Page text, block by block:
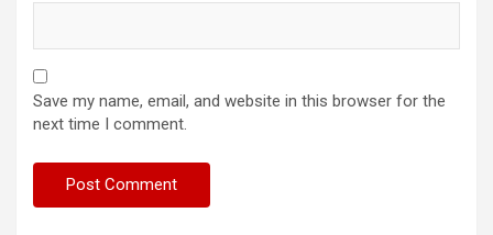
Save my name, email, and website in this browser for the
next time I comment.